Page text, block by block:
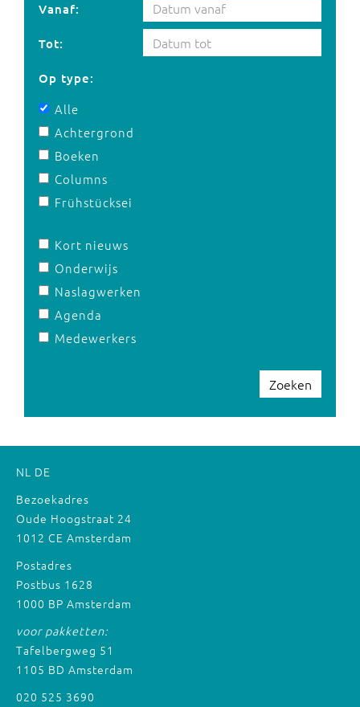
Vanaf:
Tot:
Op type:
Alle
Achtergrond
Boeken
Columns
Frühstücksei
Kort nieuws
Onderwijs
Naslagwerken
Agenda
Medewerkers
Zoeken
NL DE
Bezoekadres
Oude Hoogstraat 24
1012 CE Amsterdam
Postadres
Postbus 1628
1000 BP Amsterdam
voor pakketten:
Tafelbergweg 51
1105 BD Amsterdam
020 525 3690